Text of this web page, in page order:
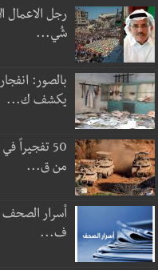
شُي...
يكشف ك...
50
من ق...
أسرار الصحف
ف...